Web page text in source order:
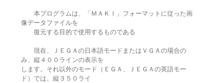
本プログラムは、「ＭＡＫＩ」フォーマットに従った画
像データファイルを
復元する目的で使用するものである
現在、ＪＥＧＡの日本語モードまたはＶＧＡの場合の
み、縦４００ラインの表示を
します。それ以外のモード（ＥＧＡ、ＪＥＧＡの英語モー
ド）では、縦３５０ライ